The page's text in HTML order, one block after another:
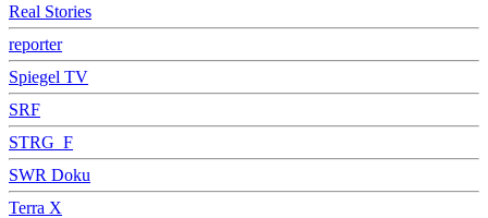
Real Stories
reporter
Spiegel TV
SRF
STRG_F
SWR Doku
Terra X